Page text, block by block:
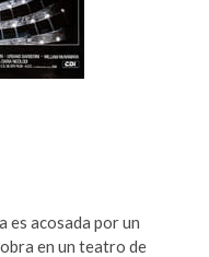
es acosada por un
en un teatro de